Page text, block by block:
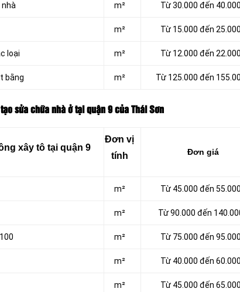
m² Từ 30.000 đến
m² Từ 15.000 đến
loại m² Từ 12.000 đến
bằng m² Từ 125.000 đến
sửa chữa nhà ở tại quận 9 của Thái Sơn
xây tô tại quận 9
Đơn vị
tính
Đơn giá
m² Từ 45.000 đến
m² Từ 90.000 đến
m² Từ 75.000 đến
m² Từ 40.000 đến
m² Từ 45.000 đến